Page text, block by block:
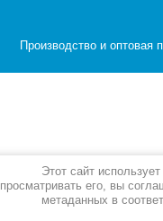
Этот сайт
просматривать его, вы
метаданных в
Производство и оптовая